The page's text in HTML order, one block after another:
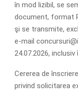
în mod lizibil, se
document, format
şi se transmite,
e-mail
24.07.2026,
Cererea de
privind solicitarea